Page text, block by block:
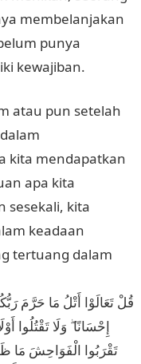
membelanjakan
punya
kewajiban.
atau pun setelah
kita mendapatkan
apa kita
sesekali, kita
keadaan
tertuang dalam
قُلْ تَعَالَوْا أَتْلُ مَا حَرَّمَ
إِحْسَانًا ۖ وَلَا تَقْتُلُوا
تَقْرَبُوا الْفَوَاحِشَ مَا